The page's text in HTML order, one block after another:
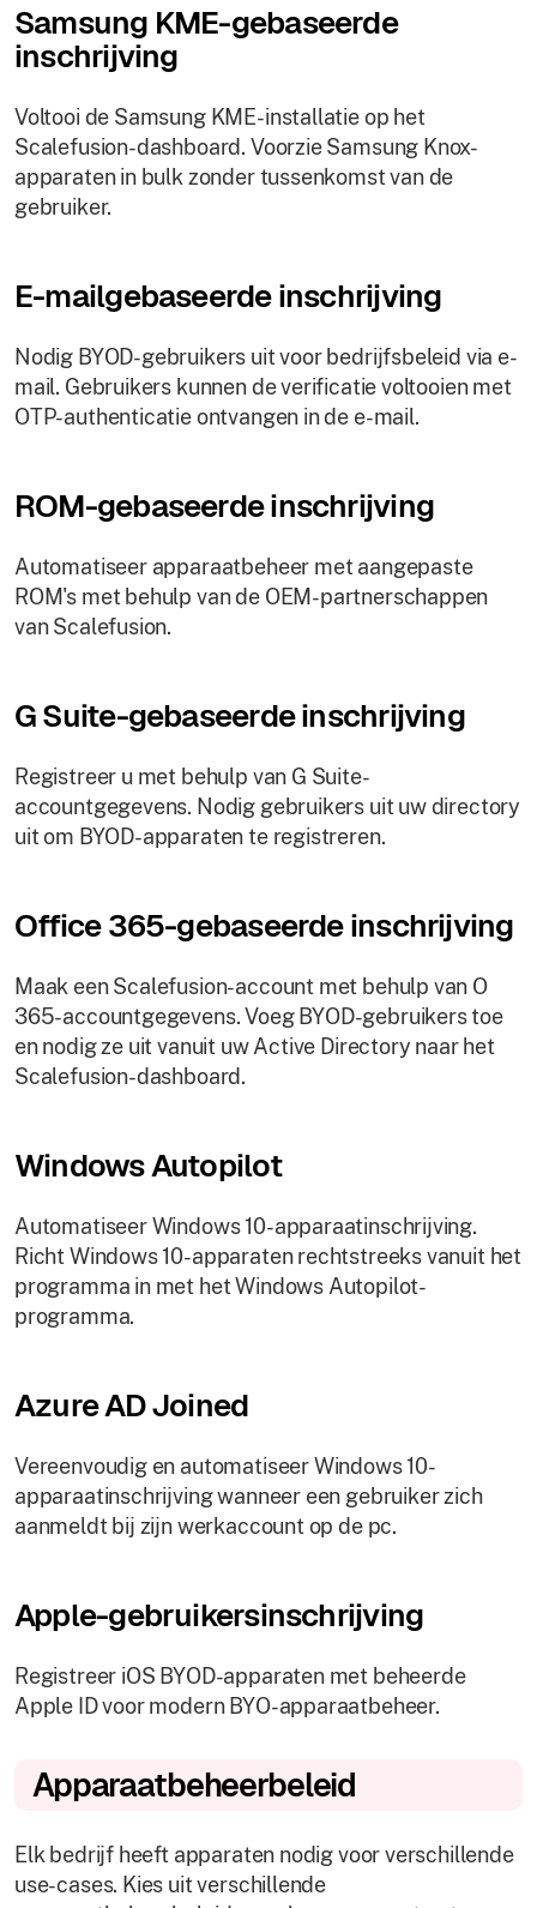
Samsung KME-gebaseerde
inschrijving
Voltooi de Samsung KME-installatie op het
Scalefusion-dashboard. Voorzie Samsung Knox-
apparaten in bulk zonder tussenkomst van de
gebruiker.
E-mailgebaseerde inschrijving
Nodig BYOD-gebruikers uit voor bedrijfsbeleid via e-
mail. Gebruikers kunnen de verificatie voltooien met
OTP-authenticatie ontvangen in de e-mail.
ROM-gebaseerde inschrijving
Automatiseer apparaatbeheer met aangepaste
ROM's met behulp van de OEM-partnerschappen
van Scalefusion.
G Suite-gebaseerde inschrijving
Registreer u met behulp van G Suite-
accountgegevens. Nodig gebruikers uit uw directory
uit om BYOD-apparaten te registreren.
Office 365-gebaseerde inschrijving
Maak een Scalefusion-account met behulp van O
365-accountgegevens. Voeg BYOD-gebruikers toe
en nodig ze uit vanuit uw Active Directory naar het
Scalefusion-dashboard.
Windows Autopilot
Automatiseer Windows 10-apparaatinschrijving.
Richt Windows 10-apparaten rechtstreeks vanuit het
programma in met het Windows Autopilot-
programma.
Azure AD Joined
Vereenvoudig en automatiseer Windows 10-
apparaatinschrijving wanneer een gebruiker zich
aanmeldt bij zijn werkaccount op de pc.
Apple-gebruikersinschrijving
Registreer iOS BYOD-apparaten met beheerde
Apple ID voor modern BYO-apparaatbeheer.
Apparaatbeheerbeleid
Elk bedrijf heeft apparaten nodig voor verschillende
use-cases. Kies uit verschillende